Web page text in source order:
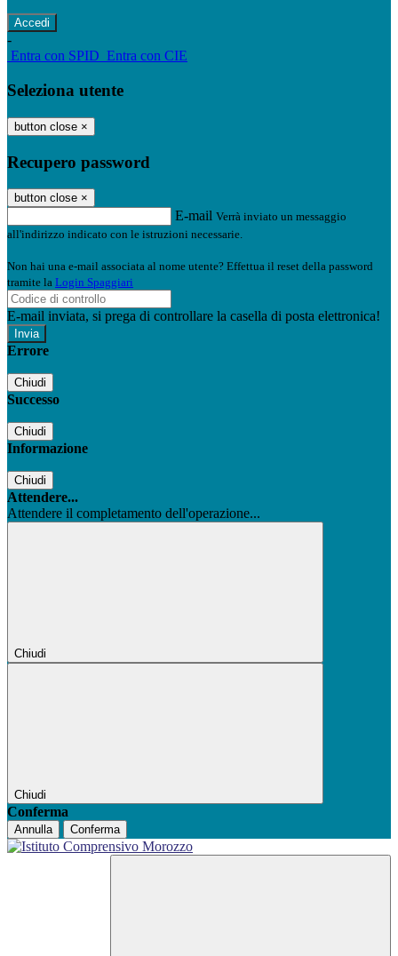
-
Entra con SPID Entra con CIE
Seleziona utente
button close ×
Recupero password
button close ×
E-mail Verrà inviato un messaggio
all'indirizzo indicato con le istruzioni necessarie.
Non hai una e-mail associata al nome utente? Effettua il reset della password
tramite la Login Spaggiari
E-mail inviata, si prega di controllare la casella di posta elettronica!
Errore
Chiudi
Successo
Chiudi
Informazione
Chiudi
Attendere...
Attendere il completamento dell'operazione...
Chiudi
Chiudi
Conferma
Annulla Conferma